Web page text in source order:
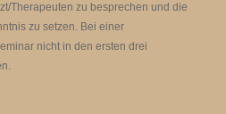
Therapeuten zu besprechen und die
zu setzen. Bei einer
nicht in den ersten drei